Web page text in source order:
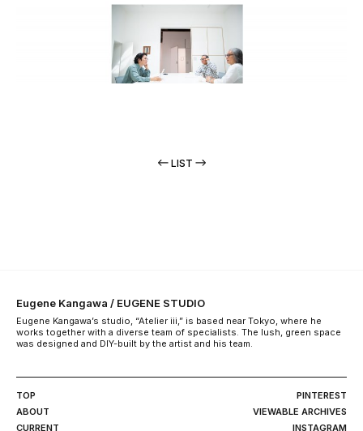
LIST
Eugene Kangawa / EUGENE STUDIO
Eugene Kangawa’s studio, “Atelier iii,” is based near Tokyo, where he
works together with a diverse team of specialists. The lush, green space
was designed and DIY-built by the artist and his team.
TOP
PINTEREST
ABOUT
VIEWABLE ARCHIVES
CURRENT
INSTAGRAM